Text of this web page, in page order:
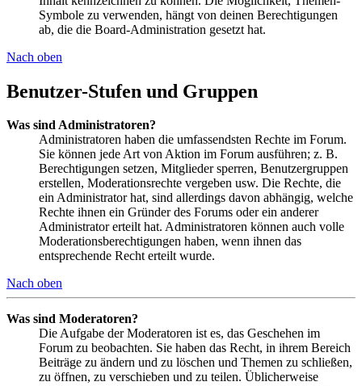
Symbole zu verwenden, hängt von deinen Berechtigungen
ab, die die Board-Administration gesetzt hat.
Nach oben
Benutzer-Stufen und Gruppen
Was sind Administratoren?
Administratoren haben die umfassendsten Rechte im Forum.
Sie können jede Art von Aktion im Forum ausführen; z. B.
Berechtigungen setzen, Mitglieder sperren, Benutzergruppen
erstellen, Moderationsrechte vergeben usw. Die Rechte, die
ein Administrator hat, sind allerdings davon abhängig, welche
Rechte ihnen ein Gründer des Forums oder ein anderer
Administrator erteilt hat. Administratoren können auch volle
Moderationsberechtigungen haben, wenn ihnen das
entsprechende Recht erteilt wurde.
Nach oben
Was sind Moderatoren?
Die Aufgabe der Moderatoren ist es, das Geschehen im
Forum zu beobachten. Sie haben das Recht, in ihrem Bereich
Beiträge zu ändern und zu löschen und Themen zu schließen,
zu öffnen, zu verschieben und zu teilen. Üblicherweise